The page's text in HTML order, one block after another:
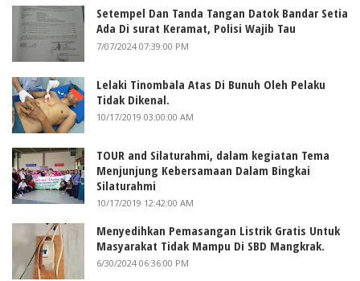
Setempel Dan Tanda Tangan Datok Bandar Setia
Ada Di surat Keramat, Polisi Wajib Tau
7/07/2024 07:39:00 PM
Lelaki Tinombala Atas Di Bunuh Oleh Pelaku
Tidak Dikenal.
10/17/2019 03:00:00 AM
TOUR and Silaturahmi, dalam kegiatan Tema
Menjunjung Kebersamaan Dalam Bingkai
Silaturahmi
10/17/2019 12:42:00 AM
Menyedihkan Pemasangan Listrik Gratis Untuk
Masyarakat Tidak Mampu Di SBD Mangkrak.
6/30/2024 06:36:00 PM